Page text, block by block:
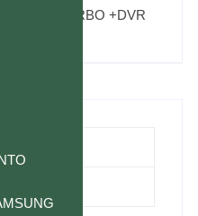
TURBO +DVR